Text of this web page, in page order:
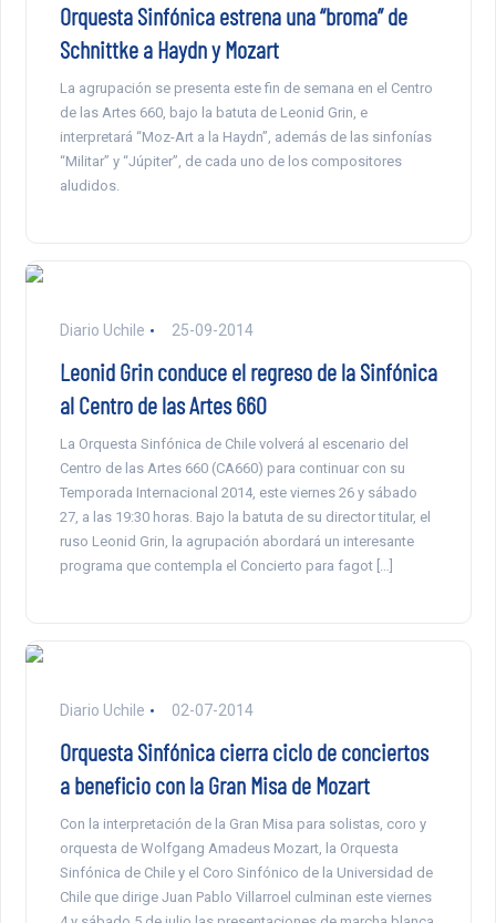
Orquesta Sinfónica estrena una “broma” de
Schnittke a Haydn y Mozart
La agrupación se presenta este fin de semana en el Centro
de las Artes 660, bajo la batuta de Leonid Grin, e
interpretará “Moz-Art a la Haydn”, además de las sinfonías
“Militar” y “Júpiter”, de cada uno de los compositores
aludidos.
Diario Uchile 25-09-2014
Leonid Grin conduce el regreso de la Sinfónica
al Centro de las Artes 660
La Orquesta Sinfónica de Chile volverá al escenario del
Centro de las Artes 660 (CA660) para continuar con su
Temporada Internacional 2014, este viernes 26 y sábado
27, a las 19:30 horas. Bajo la batuta de su director titular, el
ruso Leonid Grin, la agrupación abordará un interesante
programa que contempla el Concierto para fagot […]
Diario Uchile 02-07-2014
Orquesta Sinfónica cierra ciclo de conciertos
a beneficio con la Gran Misa de Mozart
Con la interpretación de la Gran Misa para solistas, coro y
orquesta de Wolfgang Amadeus Mozart, la Orquesta
Sinfónica de Chile y el Coro Sinfónico de la Universidad de
Chile que dirige Juan Pablo Villarroel culminan este viernes